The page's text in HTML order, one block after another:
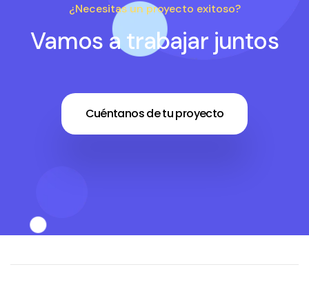
¿Necesitas un proyecto exitoso?
Vamos a trabajar juntos
Cuéntanos de tu proyecto